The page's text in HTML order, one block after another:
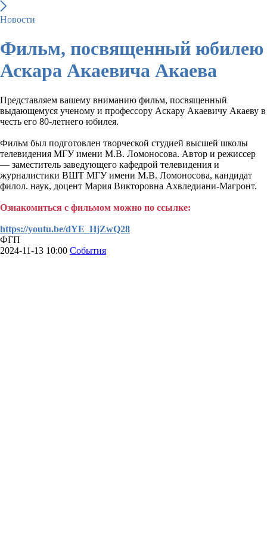
Новости
Фильм, посвященный юбилею
Аскара Акаевича Акаева
Представляем вашему вниманию фильм, посвященный
выдающемуся ученому и профессору Аскару Акаевичу Акаеву в
честь его 80-летнего юбилея.
Фильм был подготовлен творческой студией высшей школы
телевидения МГУ имени М.В. Ломоносова. Автор и режиссер
— заместитель заведующего кафедрой телевидения и
журналистики ВШТ МГУ имени М.В. Ломоносова, кандидат
филол. наук, доцент Мария Викторовна Ахвледиани-Магронт.
Ознакомиться с фильмом можно по ссылке:
https://youtu.be/dYE_HjZwQ28
ФГП
2024-11-13 10:00 События